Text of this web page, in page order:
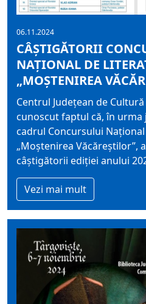
06.11.2024
CÂȘTIGĂTORII
NAȚIONAL DE
„MOȘTENIREA
Centrul Județean de
cunoscut faptul că, în
cadrul Concursului
„Moștenirea Văcăreștilor”,
câștigătorii ediției anului
Vezi mai mult